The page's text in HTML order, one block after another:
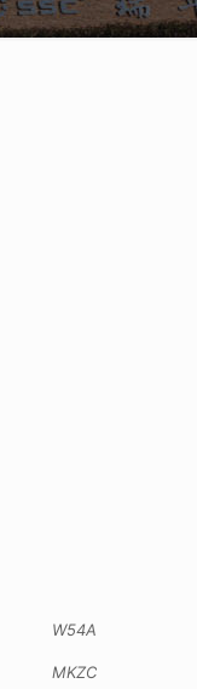
W54A
MKZC